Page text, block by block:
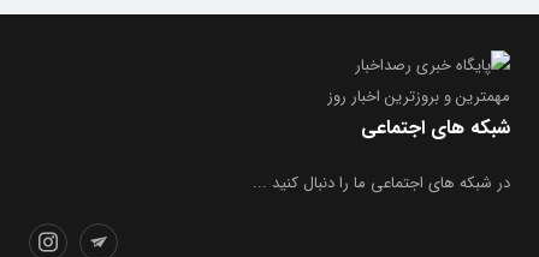
مهمترین و بروز‌ترین اخبار روز
شبکه های اجتماعی
در شبکه های اجتماعی ما را دنبال کنید ...